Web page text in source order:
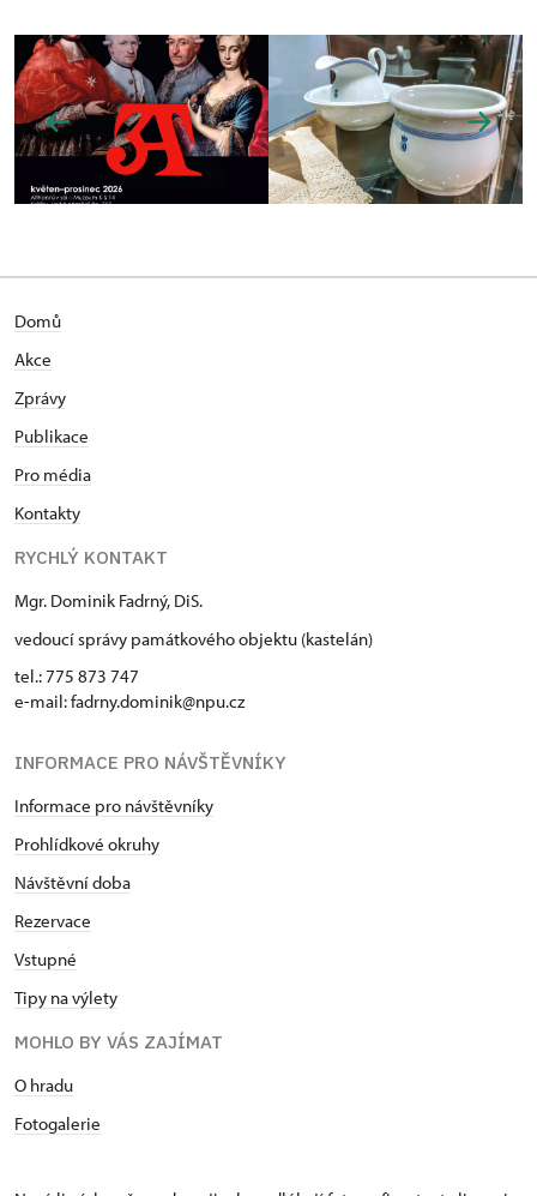
Domů
Akce
Zprávy
Publikace
Pro média
Kontakty
RYCHLÝ KONTAKT
Mgr. Dominik Fadrný, DiS.
vedoucí správy památkového objektu (kastelán)
tel.: 775 873 747
e-mail: fadrny.dominik@npu.cz
INFORMACE PRO NÁVŠTĚVNÍKY
Informace pro návštěvníky
Prohlídkové okruhy
Návštěvní doba
Rezervace
Vstupné
Tipy na výlety
MOHLO BY VÁS ZAJÍMAT
O hradu
Fotogalerie